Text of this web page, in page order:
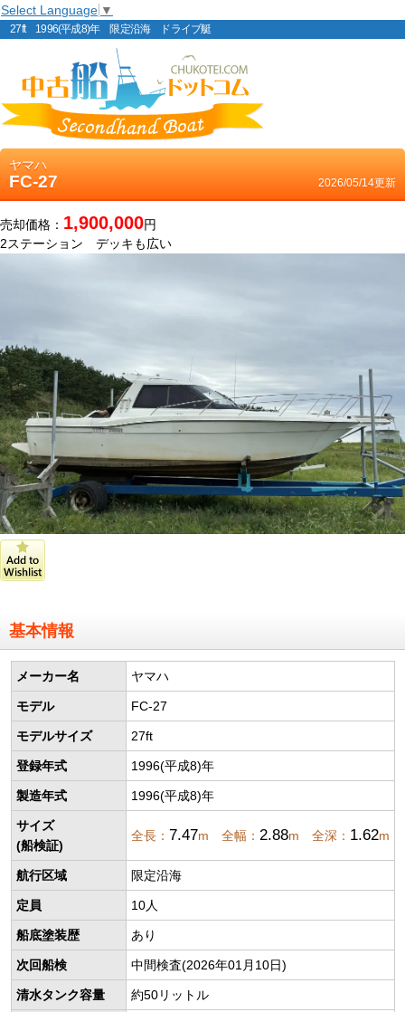
Select Language ▼
27ft 1996(平成8)年 限定沿海 ドライブ艇
ヤマハ
FC-27 2026/05/14更新
売却価格： 1,900,000円
2ステーション デッキも広い
基本情報
メーカー名 ヤマハ
モデル FC-27
モデルサイズ 27ft
登録年式 1996(平成8)年
製造年式 1996(平成8)年
サイズ
(船検証)
全長： 7.47m 全幅： 2.88m 全深： 1.62m
航行区域 限定沿海
定員 10人
船底塗装歴 あり
次回船検 中間検査(2026年01月10日)
清水タンク容量 約50リットル